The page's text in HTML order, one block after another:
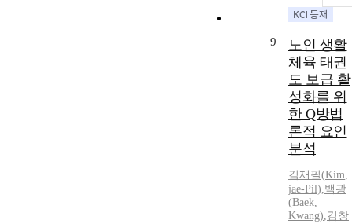
9
노인 생활
체육 태권
도 보급 활
성화를 위
한 Q방법
론적 요인
분석
김재필(Kim,
jae-Pil),백광
(Baek,
Kwang),김창